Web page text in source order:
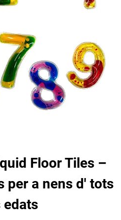
Floor Tiles –
per a nens d' tots
edats